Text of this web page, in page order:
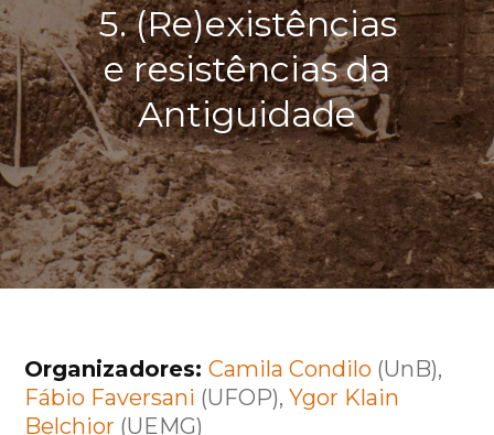
5. (Re)existências
e resistências da
Antiguidade
Organizadores:Camila Condilo (UnB),
Fábio Faversani (UFOP),Ygor Klain
Belchior (UEMG)